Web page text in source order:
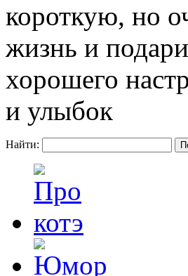
короткую, но
жизнь и
хорошего
и улыбок
Найти: